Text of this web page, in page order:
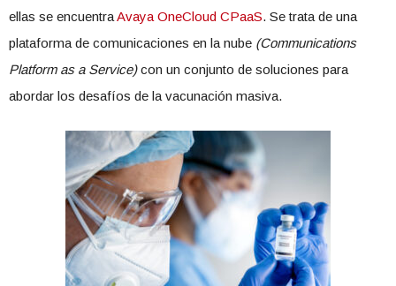
ellas se encuentraAvaya OneCloud CPaaS. Se trata de una
plataforma de comunicaciones en la nube (Communications
Platform as a Service)con un conjunto de soluciones para
abordar los desafíos de la vacunación masiva.